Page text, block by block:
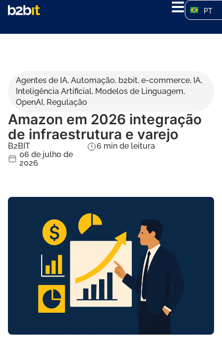
PT
Agentes de IA, Automação, b2bit, e-commerce, IA,
Inteligência Artificial, Modelos de Linguagem,
OpenAI, Regulação
Amazon em 2026 integração
de infraestrutura e varejo
B2BIT
06 de julho de
2026
6 min de leitura